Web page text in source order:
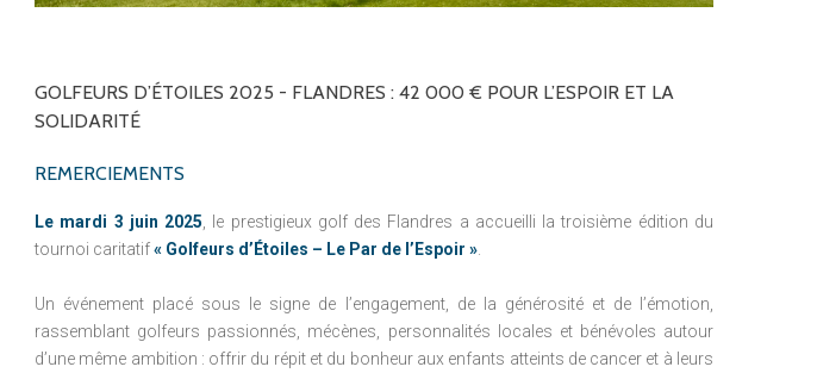
GOLFEURS D’ÉTOILES 2025 - FLANDRES : 42 000 € POUR L’ESPOIR ET LA
SOLIDARITÉ
REMERCIEMENTS
Le mardi 3 juin 2025 , le prestigieux golf des Flandres a accueilli la troisième édition du
tournoi caritatif« Golfeurs d’Étoiles – Le Par de l’Espoir »
Un événement placé sous le signe de l’engagement, de la générosité et de l’émotion,
rassemblant golfeurs passionnés, mécènes, personnalités locales et bénévoles autour
d’une même ambition : offrir du répit et du bonheur aux enfants atteints de cancer et à leurs